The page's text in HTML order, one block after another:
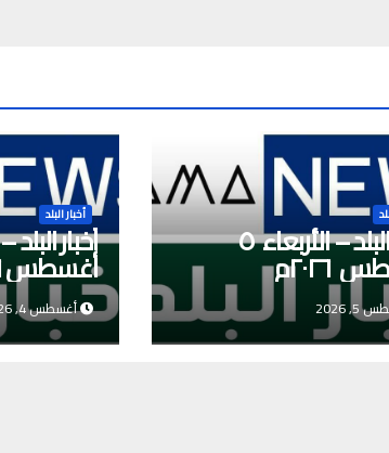
أخبار البلد – الأربعاء ٥
٢٠٢٦م
2026
أخبار البلد
أغسطس ٢٠٢٦م
أغسطس 4, 2026